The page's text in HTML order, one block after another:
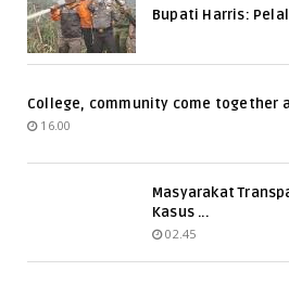
Bupati Harris:
College, community come
16.00
Masyarakat
Kasus ...
02.45